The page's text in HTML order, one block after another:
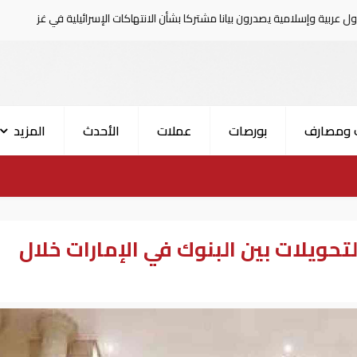
يصدرون بيانا مشتركا بشأن الانتهاكات الإسرائيلية في غزة
ومصارف بورصات عملات الأحدث المزيد
بين البنوك في الإمارات خلال